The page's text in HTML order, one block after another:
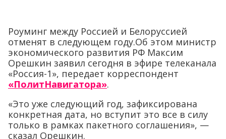
Роуминг между Россией и Белоруссией
отменят в следующем году.Об этом министр
экономического развития РФ Максим
Орешкин заявил сегодня в эфире телеканала
«Россия-1», передает корреспондент
«ПолитНавигатора».
«Это уже следующий год, зафиксирована
конкретная дата, но вступит это все в силу
только в рамках пакетного соглашения», —
сказал Орешкин.